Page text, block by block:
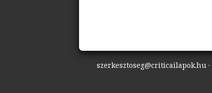
szerkesztoseg@criticailapok.hu ·